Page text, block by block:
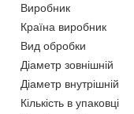
Виробник
Країна виробник
Вид обробки
Діаметр зовнішній
Діаметр внутрішній
Кількість в упаковці